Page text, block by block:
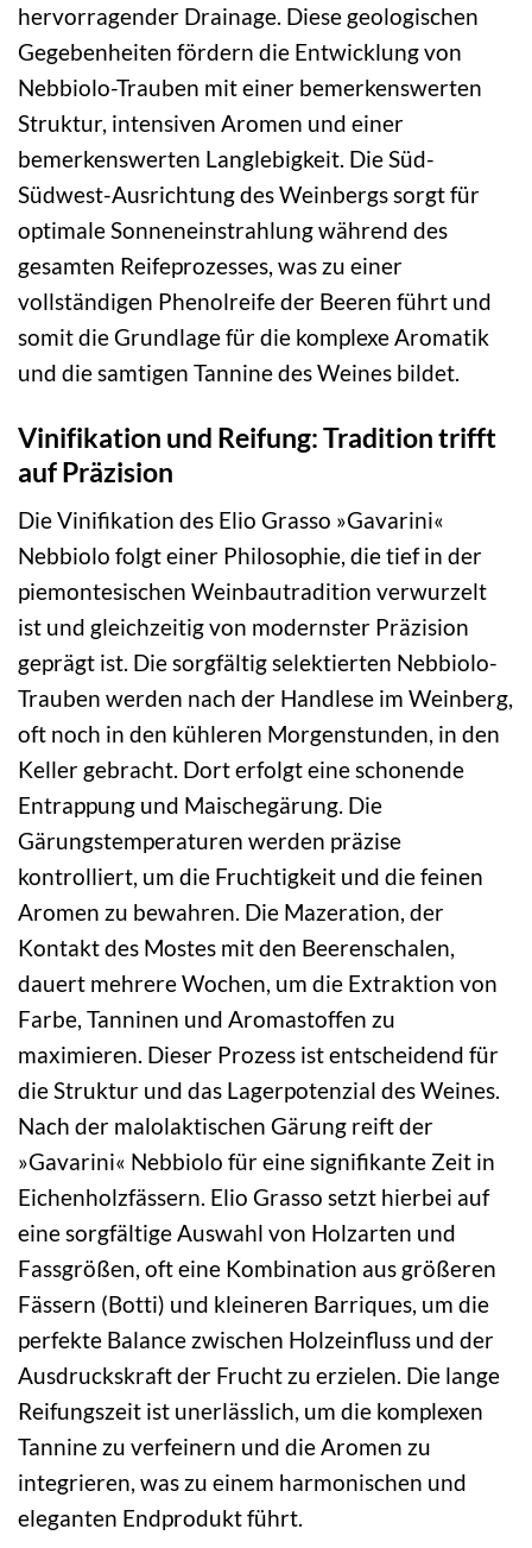
hervorragender Drainage. Diese geologischen
Gegebenheiten fördern die Entwicklung von
Nebbiolo-Trauben mit einer bemerkenswerten
Struktur, intensiven Aromen und einer
bemerkenswerten Langlebigkeit. Die Süd-
Südwest-Ausrichtung des Weinbergs sorgt für
optimale Sonneneinstrahlung während des
gesamten Reifeprozesses, was zu einer
vollständigen Phenolreife der Beeren führt und
somit die Grundlage für die komplexe Aromatik
und die samtigen Tannine des Weines bildet.
Vinifikation und Reifung: Tradition trifft
auf Präzision
Die Vinifikation des Elio Grasso »Gavarini«
Nebbiolo folgt einer Philosophie, die tief in der
piemontesischen Weinbautradition verwurzelt
ist und gleichzeitig von modernster Präzision
geprägt ist. Die sorgfältig selektierten Nebbiolo-
Trauben werden nach der Handlese im Weinberg,
oft noch in den kühleren Morgenstunden, in den
Keller gebracht. Dort erfolgt eine schonende
Entrappung und Maischegärung. Die
Gärungstemperaturen werden präzise
kontrolliert, um die Fruchtigkeit und die feinen
Aromen zu bewahren. Die Mazeration, der
Kontakt des Mostes mit den Beerenschalen,
dauert mehrere Wochen, um die Extraktion von
Farbe, Tanninen und Aromastoffen zu
maximieren. Dieser Prozess ist entscheidend für
die Struktur und das Lagerpotenzial des Weines.
Nach der malolaktischen Gärung reift der
»Gavarini« Nebbiolo für eine signifikante Zeit in
Eichenholzfässern. Elio Grasso setzt hierbei auf
eine sorgfältige Auswahl von Holzarten und
Fassgrößen, oft eine Kombination aus größeren
Fässern (Botti) und kleineren Barriques, um die
perfekte Balance zwischen Holzeinfluss und der
Ausdruckskraft der Frucht zu erzielen. Die lange
Reifungszeit ist unerlässlich, um die komplexen
Tannine zu verfeinern und die Aromen zu
integrieren, was zu einem harmonischen und
eleganten Endprodukt führt.